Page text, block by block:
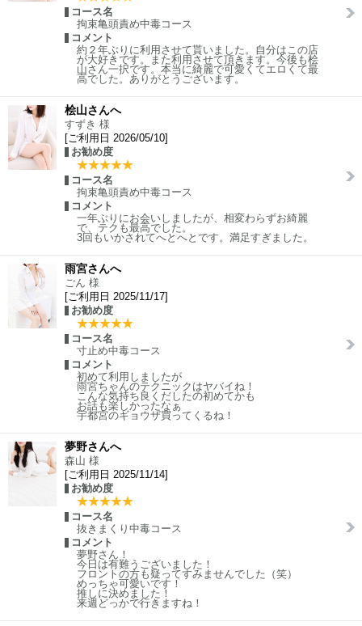
コース名
拘束亀頭責め中毒コース
コメント
約２年ぶりに利用させて貰いました。自分はこの店
が大好きです。また利用させて頂きます。今後も桧
山さん一択です。本当に綺麗で可愛くてエロくて最
高でした。ありがとうございます。
桧山さんへ
すずき 様
[ご利用日 2026/05/10]
お勧め度
コース名
拘束亀頭責め中毒コース
コメント
一年ぶりにお会いしましたが、相変わらずお綺麗
で、テクも最高でした。
3回もいかされてへとへとです。満足すぎました。
雨宮さんへ
ごん 様
[ご利用日 2025/11/17]
お勧め度
コース名
寸止め中毒コース
コメント
初めて利用しましたが
雨宮ちゃんのテクニックはヤバイね！
こんな気持ち良くだしたの初めてかも
お話も楽しかったなぁ
宇都宮のギョウザ買ってくるね！
夢野さんへ
森山 様
[ご利用日 2025/11/14]
お勧め度
コース名
抜きまくり中毒コース
コメント
夢野さん！
今日は有難うございました！
フロントの方も疑ってすみませんでした（笑）
めっちゃ可愛いです！
推しに決めました！
来週どっかで行きますね！